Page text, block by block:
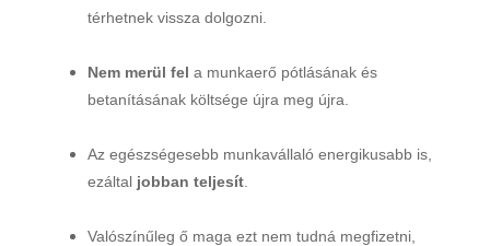
térhetnek vissza dolgozni.
Nem merül fel a munkaerő pótlásának és
betanításának költsége újra meg újra.
Az egészségesebb munkavállaló energikusabb is,
ezáltal jobban teljesít
Valószínűleg ő maga ezt nem tudná megfizetni,